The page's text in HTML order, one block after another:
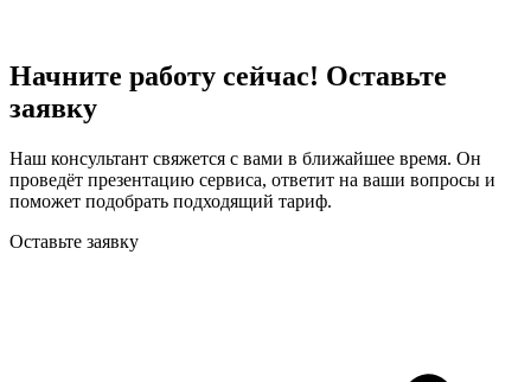
Начните работу сейчас! Оставьте
заявку
Наш консультант свяжется с вами в ближайшее время. Он
проведёт презентацию сервиса, ответит на ваши вопросы и
поможет подобрать подходящий тариф.
Оставьте заявку